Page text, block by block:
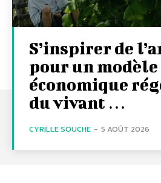
S’inspirer de
pour un modèle
économique
du vivant …
CYRILLE SOUCHE - 5 AOÛT 2026